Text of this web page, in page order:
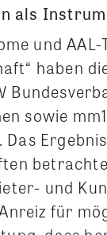
als
und
haben
sowie
und
für